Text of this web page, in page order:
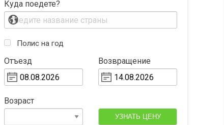
Куда поедете?
Полис на год
Отъезд Возвращение
Возраст
УЗНАТЬ ЦЕНУ